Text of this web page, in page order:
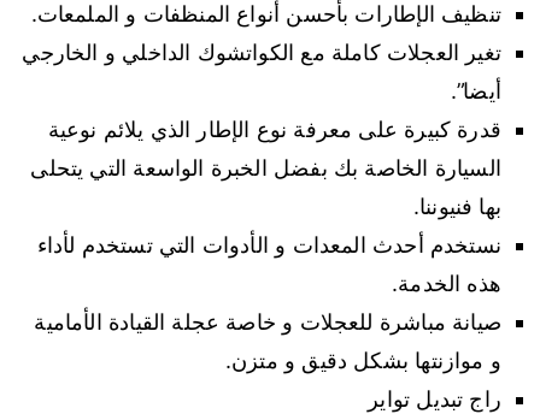
تنظيف الإطارات بأحسن أنواع المنظفات و الملمعات.
تغير العجلات كاملة مع الكواتشوك الداخلي و الخارجي
أيضا”.
قدرة كبيرة على معرفة نوع الإطار الذي يلائم نوعية
السيارة الخاصة بك بفضل الخبرة الواسعة التي يتحلى
بها فنيوننا.
نستخدم أحدث المعدات و الأدوات التي تستخدم لأداء
هذه الخدمة.
صيانة مباشرة للعجلات و خاصة عجلة القيادة الأمامية
و موازنتها بشكل دقيق و متزن.
راج تبديل تواير